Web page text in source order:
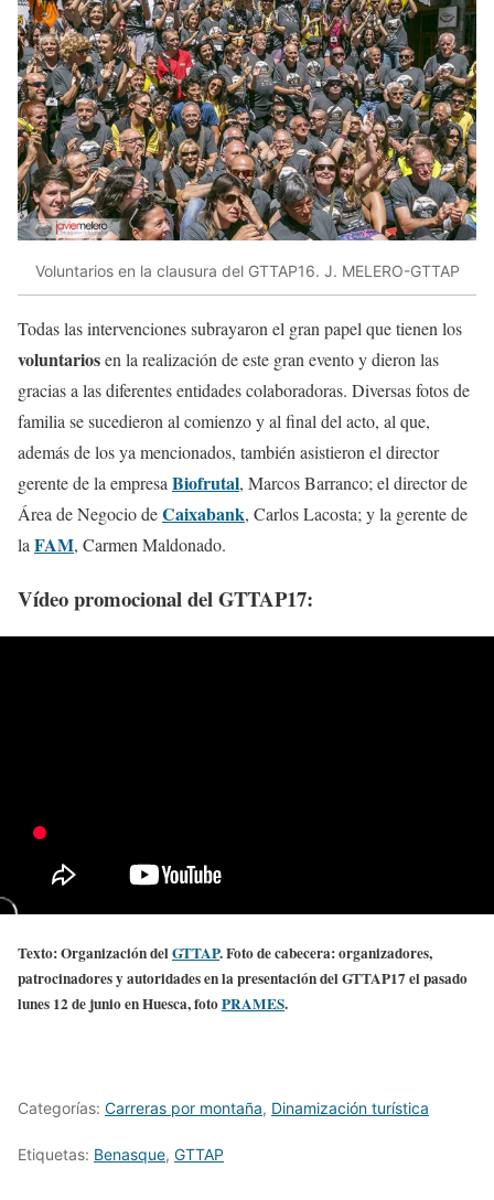
Voluntarios en la clausura del GTTAP16. J. MELERO-GTTAP
Todas las intervenciones subrayaron el gran papel que tienen los
voluntariosen la realización de este gran evento y dieron las
gracias a las diferentes entidades colaboradoras. Diversas fotos de
familia se sucedieron al comienzo y al final del acto, al que,
además de los ya mencionados, también asistieron el director
gerente de la empresa Biofrutal, Marcos Barranco; el director de
Área de Negocio deCaixabank, Carlos Lacosta; y la gerente de
la FAM, Carmen Maldonado.
Vídeo promocional del GTTAP17:
Texto: Organización delGTTAP.Foto de cabecera: organizadores,
patrocinadores y autoridades en la presentación del GTTAP17 el pasado
lunes 12 de junio en Huesca, fotoPRAMES.
Categorías: Carreras por montaña, Dinamización turística
Etiquetas: Benasque, GTTAP